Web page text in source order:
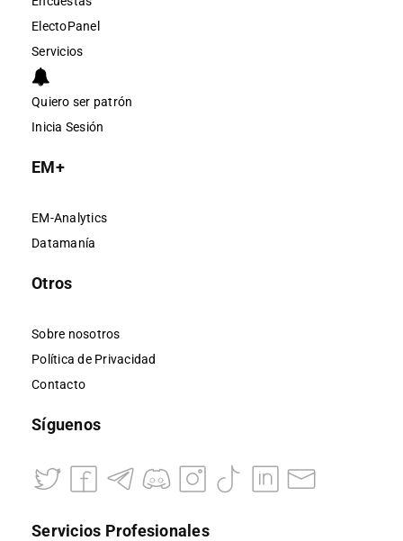
ElectoPanel
Servicios
Quiero ser patrón
Inicia Sesión
EM+
EM-Analytics
Datamanía
Otros
Sobre nosotros
Política de Privacidad
Contacto
Síguenos
Servicios Profesionales